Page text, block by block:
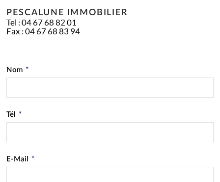
PESCALUNE IMMOBILIER
Tel : 04 67 68 82 01
Fax : 04 67 68 83 94
Nom *
Tél *
E-Mail *